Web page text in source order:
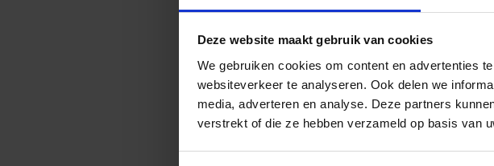
Deze website maakt gebruik van cookies
We gebruiken cookies om content en advertenties
websiteverkeer te analyseren. Ook delen we
media, adverteren en analyse. Deze partners
verstrekt of die ze hebben verzameld op basis van
GPT en VR binnen de NS